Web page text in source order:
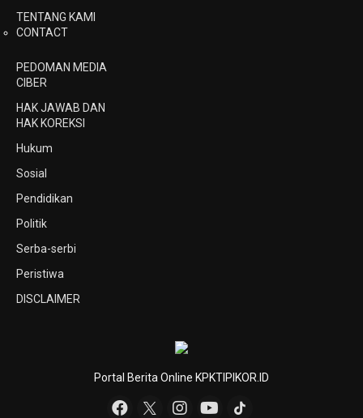
TENTANG KAMI
CONTACT
PEDOMAN MEDIA
CIBER
HAK JAWAB DAN
HAK KOREKSI
Hukum
Sosial
Pendidikan
Politik
Serba-serbi
Peristiwa
DISCLAIMER
Portal Berita Online KPKTIPIKOR.ID